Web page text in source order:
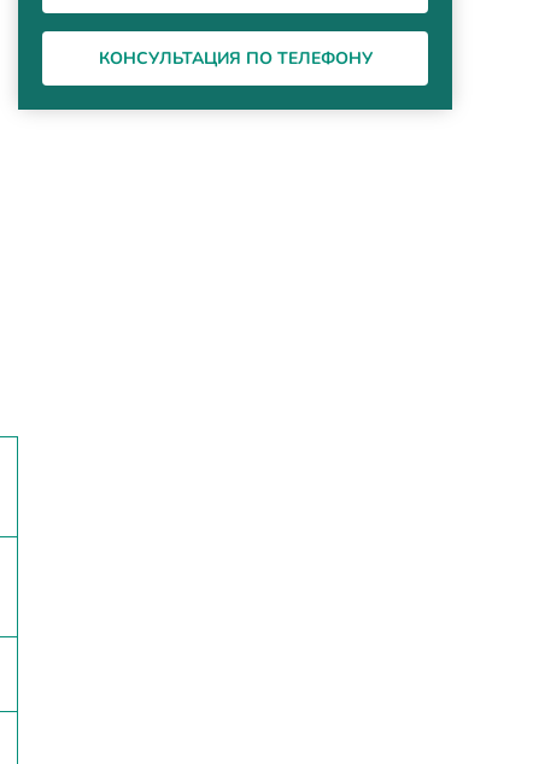
КОНСУЛЬТАЦИЯ ПО ТЕЛЕФОНУ